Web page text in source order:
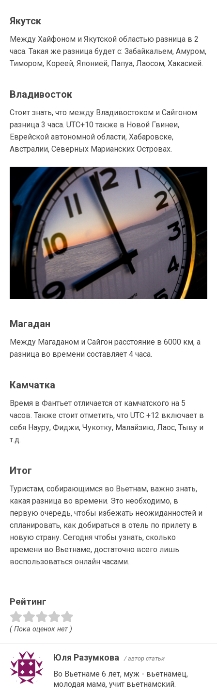
Якутск
Между Хайфоном и Якутской областью разница в 2
часа. Такая же разница будет с: Забайкальем, Амуром,
Тимором, Кореей, Японией, Папуа, Лаосом, Хакасией.
Владивосток
Стоит знать, что между Владивостоком и Сайгоном
разница 3 часа. UTC+10 также в Новой Гвинеи,
Еврейской автономной области, Хабаровске,
Австралии, Северных Марианских Островах.
Магадан
Между Магаданом и Сайгон расстояние в 6000 км, а
разница во времени составляет 4 часа.
Камчатка
Время в Фантьет отличается от камчатского на 5
часов. Также стоит отметить, что UTC +12 включает в
себя Науру, Фиджи, Чукотку, Малайзию, Лаос, Тыву и
т.д.
Итог
Туристам, собирающимся во Вьетнам, важно знать,
какая разница во времени. Это необходимо, в
первую очередь, чтобы избежать неожиданностей и
спланировать, как добираться в отель по прилету в
новую страну. Сегодня чтобы узнать, сколько
времени во Вьетнаме, достаточно всего лишь
воспользоваться онлайн часами.
Рейтинг
( Пока оценок нет )
Юля Разумкова / автор статьи
Во Вьетнаме 6 лет, муж - вьетнамец,
молодая мама, учит вьетнамский.